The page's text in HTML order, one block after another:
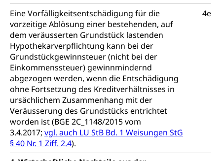
Eine Vorfälligkeitsentschädigung für die
vorzeitige Ablösung einer bestehenden, auf
dem veräusserten Grundstück lastenden
Hypothekarverpflichtung kann bei der
Grundstückgewinnsteuer (nicht bei der
Einkommenssteuer) gewinnmindernd
abgezogen werden, wenn die Entschädigung
ohne Fortsetzung des Kreditverhältnisses in
ursächlichem Zusammenhang mit der
Veräusserung des Grundstücks entrichtet
worden ist (BGE 2C_1148/2015 vom
3.4.2017; vgl. auch LU StB Bd. 1 Weisungen StG
§ 40 Nr. 1 Ziff. 2.4).
4e
Abfall und Entsorgung
Gemeindeverbände für Abfallentsorgung
Boden, Natur und Landschaft
Bodenschutz, Landschaftsschutz, Gewässerschutz,
Naturschutz, Umweltschutz
Natur (Dienststelle Landwirtschaft und
Wald)
Natur- und Lanschaftsschutz (GEO-Portal
rawi)
Boden
Chemie und Gifte
Giftabfälle, Giftmüll, Schadstoffe, Giftstoffe, Störfall
Sonderabfälle und Gifte (Umweltberatung
Luzern)
Eigentum
Liegenschaft, Immobilie, Grundstück
ÖREB-Kataster
Grundeigentümerabfrage
Energie
Strom, Energieversorgung, Stromversorgung,
Energieverbrauch, Stromverbrauch, Energiequelle,